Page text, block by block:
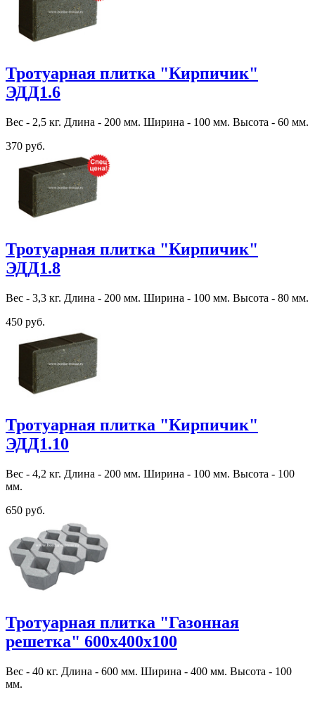
Тротуарная плитка "Кирпичик"
ЭДД1.6
Вес - 2,5 кг. Длина - 200 мм. Ширина - 100 мм. Высота - 60 мм.
370 руб.
Тротуарная плитка "Кирпичик"
ЭДД1.8
Вес - 3,3 кг. Длина - 200 мм. Ширина - 100 мм. Высота - 80 мм.
450 руб.
Тротуарная плитка "Кирпичик"
ЭДД1.10
Вес - 4,2 кг. Длина - 200 мм. Ширина - 100 мм. Высота - 100
мм.
650 руб.
Тротуарная плитка "Газонная
решетка" 600х400х100
Вес - 40 кг. Длина - 600 мм. Ширина - 400 мм. Высота - 100
мм.